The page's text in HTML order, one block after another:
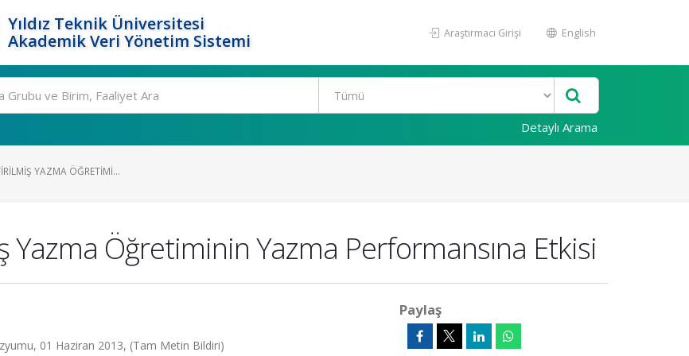
Yıldız Teknik Üniversitesi
Akademik Veri Yönetim Sistemi
Araştırmacı Girişi English
Detaylı Arama
YAZMA ÖĞRETIMI...
Öğretiminin Yazma Performansına Etkisi
01 Haziran 2013, (Tam Metin Bildiri)
Paylaş